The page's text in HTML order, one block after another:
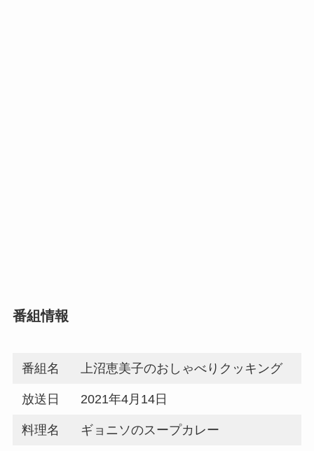
番組情報
番組名 上沼恵美子のおしゃべりクッキング
放送日 2021年4月14日
料理名 ギョニソのスープカレー